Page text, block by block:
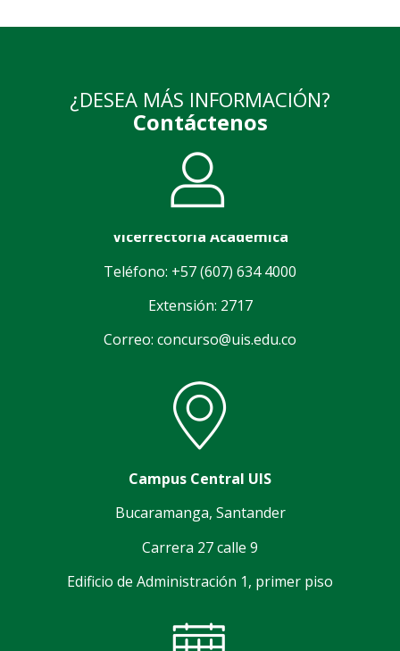
¿DESEA MÁS INFORMACIÓN?
Contáctenos
Vicerrectoría Académica
Teléfono: +57 (607) 634 4000
Extensión: 2717
Correo: concurso@uis.edu.co
Campus Central UIS
Bucaramanga, Santander
Carrera 27 calle 9
Edificio de Administración 1, primer piso